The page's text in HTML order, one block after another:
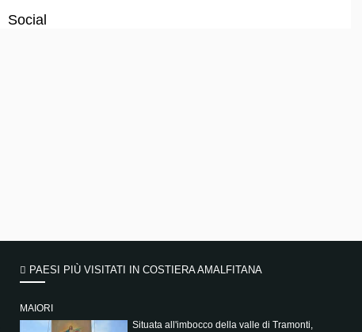
Social
PAESI PIÙ VISITATI IN COSTIERA AMALFITANA
MAIORI
Situata all'imbocco della valle di Tramonti,